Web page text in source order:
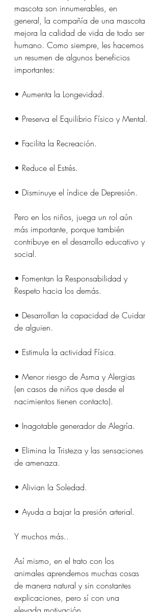
mascota son innumerables, en
general, la compañía de una mascota
mejora la calidad de vida de todo ser
humano. Como siempre, les hacemos
un resumen de algunos beneficios
importantes:
• Aumenta la Longevidad.
• Preserva el Equilibrio Físico y Mental.
• Facilita la Recreación.
• Reduce el Estrés.
• Disminuye el índice de Depresión.
Pero en los niños, juega un rol aún
más importante, porque también
contribuye en el desarrollo educativo y
social.
• Fomentan la Responsabilidad y
Respeto hacia los demás.
• Desarrollan la capacidad de Cuidar
de alguien.
• Estimula la actividad Física.
• Menor riesgo de Asma y Alergias
(en casos de niños que desde el
nacimientos tienen contacto).
• Inagotable generador de Alegría.
• Elimina la Tristeza y las sensaciones
de amenaza.
• Alivian la Soledad.
• Ayuda a bajar la presión arterial.
Y muchos más..
Así mismo, en el trato con los
animales aprendemos muchas cosas
de manera natural y sin constantes
explicaciones, pero sí con una